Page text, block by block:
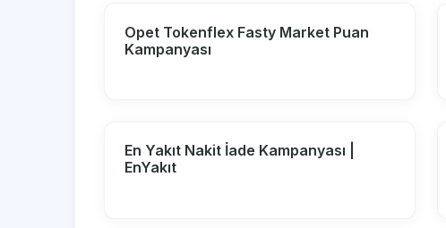
Opet Tokenflex Fasty Market Puan
Kampanyası
En Yakıt Nakit İade Kampanyası |
EnYakıt